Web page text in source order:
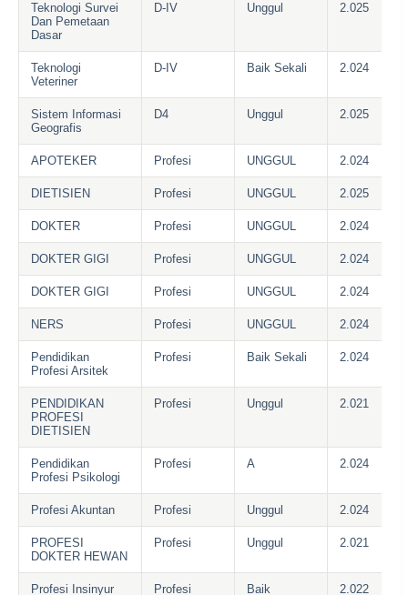
Teknologi Survei
Dan Pemetaan
Dasar
D-IV Unggul 2.025
Teknologi
Veteriner
D-IV Baik Sekali 2.024
Sistem Informasi
Geografis
D4 Unggul 2.025
APOTEKER Profesi UNGGUL 2.024
DIETISIEN Profesi UNGGUL 2.025
DOKTER Profesi UNGGUL 2.024
DOKTER GIGI Profesi UNGGUL 2.024
DOKTER GIGI Profesi UNGGUL 2.024
NERS Profesi UNGGUL 2.024
Pendidikan
Profesi Arsitek
Profesi Baik Sekali 2.024
PENDIDIKAN
PROFESI
DIETISIEN
Profesi Unggul 2.021
Pendidikan
Profesi Psikologi
Profesi A 2.024
Profesi Akuntan Profesi Unggul 2.024
PROFESI
DOKTER HEWAN
Profesi Unggul 2.021
Profesi Insinyur Profesi Baik 2.022